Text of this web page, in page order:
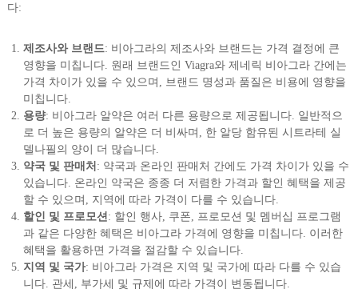
다:
제조사와 브랜드: 비아그라의 제조사와 브랜드는 가격 결정에 큰
영향을 미칩니다. 원래 브랜드인 Viagra와 제네릭 비아그라 간에는
가격 차이가 있을 수 있으며, 브랜드 명성과 품질은 비용에 영향을
미칩니다.
용량: 비아그라 알약은 여러 다른 용량으로 제공됩니다. 일반적으
로 더 높은 용량의 알약은 더 비싸며, 한 알당 함유된 시트라테 실
델나필의 양이 더 많습니다.
약국 및 판매처 : 약국과 온라인 판매처 간에도 가격 차이가 있을 수
있습니다. 온라인 약국은 종종 더 저렴한 가격과 할인 혜택을 제공
할 수 있으며, 지역에 따라 가격이 다를 수 있습니다.
할인 및 프로모션 : 할인 행사, 쿠폰, 프로모션 및 멤버십 프로그램
과 같은 다양한 혜택은 비아그라 가격에 영향을 미칩니다. 이러한
혜택을 활용하면 가격을 절감할 수 있습니다.
지역 및 국가: 비아그라 가격은 지역 및 국가에 따라 다를 수 있습
니다. 관세, 부가세 및 규제에 따라 가격이 변동됩니다.